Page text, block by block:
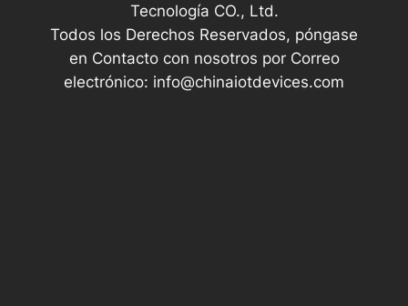
Tecnología CO., Ltd.
Todos los Derechos Reservados, póngase
en Contacto con nosotros por Correo
electrónico: info@chinaiotdevices.com